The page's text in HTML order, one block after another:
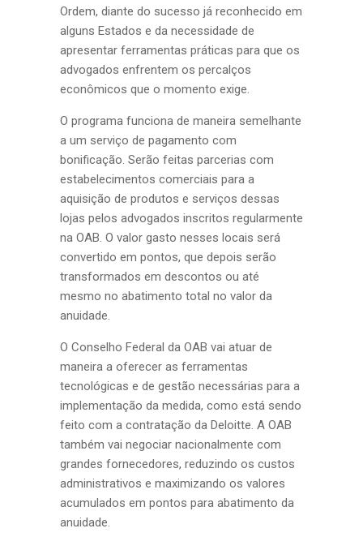
Ordem, diante do sucesso já reconhecido em
alguns Estados e da necessidade de
apresentar ferramentas práticas para que os
advogados enfrentem os percalços
econômicos que o momento exige.
O programa funciona de maneira semelhante
a um serviço de pagamento com
bonificação. Serão feitas parcerias com
estabelecimentos comerciais para a
aquisição de produtos e serviços dessas
lojas pelos advogados inscritos regularmente
na OAB. O valor gasto nesses locais será
convertido em pontos, que depois serão
transformados em descontos ou até
mesmo no abatimento total no valor da
anuidade.
O Conselho Federal da OAB vai atuar de
maneira a oferecer as ferramentas
tecnológicas e de gestão necessárias para a
implementação da medida, como está sendo
feito com a contratação da Deloitte. A OAB
também vai negociar nacionalmente com
grandes fornecedores, reduzindo os custos
administrativos e maximizando os valores
acumulados em pontos para abatimento da
anuidade.